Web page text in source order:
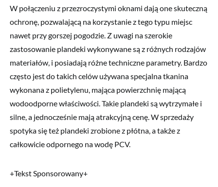
W połączeniu z przezroczystymi oknami dają one skuteczną
ochronę, pozwalającą na korzystanie z tego typu miejsc
nawet przy gorszej pogodzie. Z uwagi na szerokie
zastosowanie plandeki wykonywane są z różnych rodzajów
materiałów, i posiadają różne techniczne parametry. Bardzo
często jest do takich celów używana specjalna tkanina
wykonana z polietylenu, mająca powierzchnię mającą
wodoodporne właściwości. Takie plandeki są wytrzymałe i
silne, a jednocześnie mają atrakcyjną cenę. W sprzedaży
spotyka się też plandeki zrobione z płótna, a także z
całkowicie odpornego na wodę PCV.
+Tekst Sponsorowany+